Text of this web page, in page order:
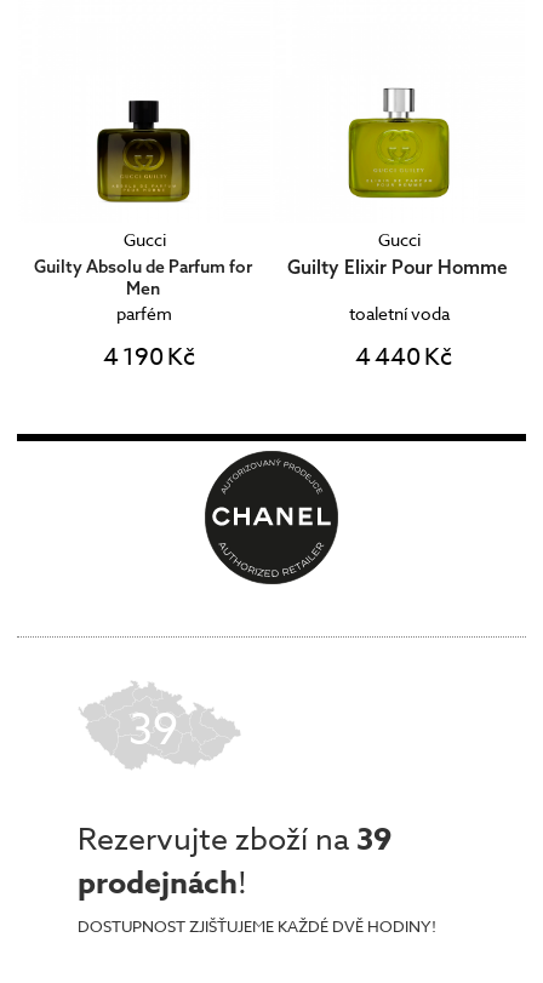
Gucci
Guilty Absolu de Parfum for
Men
parfém
4 190 Kč
Gucci
Guilty Elixir Pour Homme
toaletní voda
4 440 Kč
39
Rezervujte zboží na 39
prodejnách!
DOSTUPNOST ZJIŠŤUJEME KAŽDÉ DVĚ HODINY!